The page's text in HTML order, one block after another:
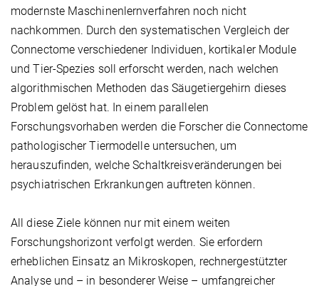
modernste Maschinenlernverfahren noch nicht
nachkommen. Durch den systematischen Vergleich der
Connectome verschiedener Individuen, kortikaler Module
und Tier-Spezies soll erforscht werden, nach welchen
algorithmischen Methoden das Säugetiergehirn dieses
Problem gelöst hat. In einem parallelen
Forschungsvorhaben werden die Forscher die Connectome
pathologischer Tiermodelle untersuchen, um
herauszufinden, welche Schaltkreisveränderungen bei
psychiatrischen Erkrankungen auftreten können.
All diese Ziele können nur mit einem weiten
Forschungshorizont verfolgt werden. Sie erfordern
erheblichen Einsatz an Mikroskopen, rechnergestützter
Analyse und – in besonderer Weise – umfangreicher